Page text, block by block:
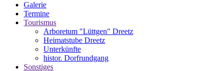
Galerie
Termine
Tourismus
Arboretum "Lüttgen" Dreetz
Heimatstube Dreetz
Unterkünfte
histor. Dorfrundgang
Sonstiges